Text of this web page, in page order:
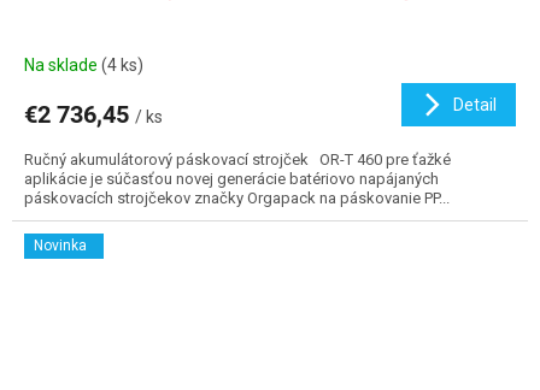
Na sklade (4 ks)
€2 736,45 / ks
Detail
Ručný akumulátorový páskovací strojček OR-T 460 pre ťažké
aplikácie je súčasťou novej generácie batériovo napájaných
páskovacích strojčekov značky Orgapack na páskovanie PP...
Novinka